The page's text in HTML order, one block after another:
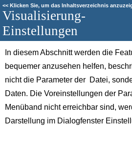
<< Klicken Sie, um das Inhaltsverzeichnis
Visualisierung-
Einstellungen
In diesem Abschnitt werden die
bequemer anzusehen helfen,
nicht die Parameter der Datei,
Daten. Die Voreinstellungen der
Menüband nicht erreichbar sind,
Darstellung im Dialogfenster